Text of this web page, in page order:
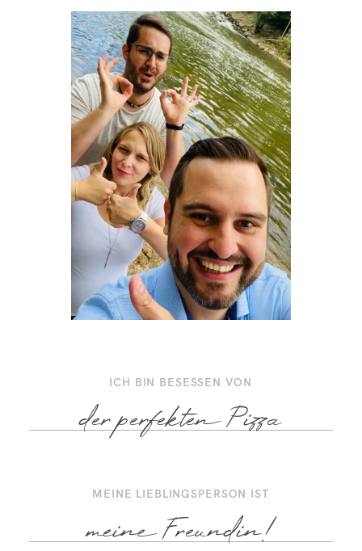
ICH BIN BESESSEN VON
der perfekten Pizza
MEINE LIEBLINGSPERSON IST
meine Freundin!